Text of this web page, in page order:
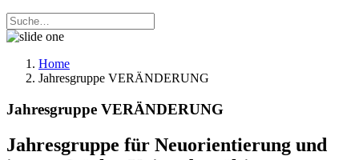
Home
Jahresgruppe VERÄNDERUNG
Jahresgruppe VERÄNDERUNG
Jahresgruppe für Neuorientierung und